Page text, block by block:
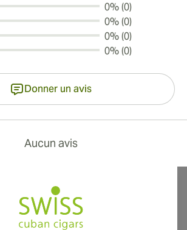
0% (0)
0% (0)
0% (0)
0% (0)
Donner un avis
Aucun avis